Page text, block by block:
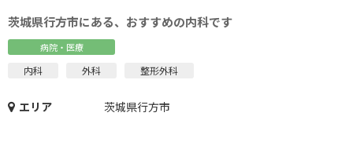
茨城県行方市にある、おすすめの内科です
病院・医療
内科 外科 整形外科
エリア 茨城県行方市